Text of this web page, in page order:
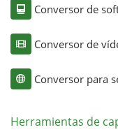
Conversor de
Conversor de
Conversor para
Herramientas de